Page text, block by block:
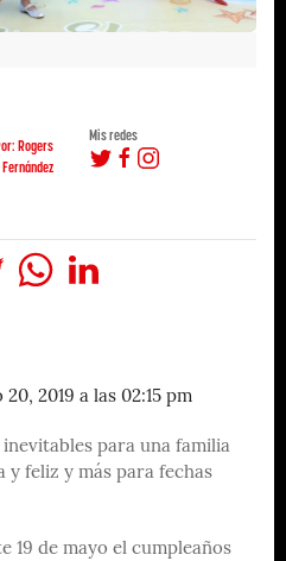
Rogers
Fernández
Mis redes
2019 a las 02:15 pm
para una familia
y feliz y más para fechas
19 de mayo el cumpleaños